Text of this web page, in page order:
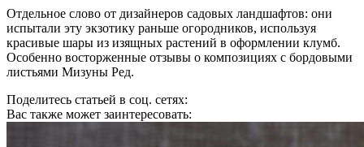
Отдельное слово от дизайнеров садовых ландшафтов: они
испытали эту экзотику раньше огородников, используя
красивые шары из изящных растений в оформлении клумб.
Особенно восторженные отзывы о композициях с бордовыми
листьями Мизуны Ред.
Поделитесь статьей в соц. сетях:
Вас также может заинтересовать: